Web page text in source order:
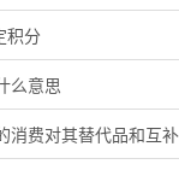
积分
么意思
消费对其替代品和互